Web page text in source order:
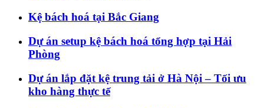
Kệ bách hoá tại Bắc Giang
Dự án setup kệ bách hoá tổng hợp tại Hải
Phòng
Dự án lắp đặt kệ trung tải ở Hà Nội – Tối ưu
kho hàng thực tế